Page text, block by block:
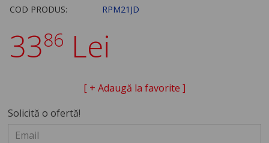
COD PRODUS:
RPM21JD
3386 Lei
[ + Adaugă la favorite ]
Solicită o ofertă!